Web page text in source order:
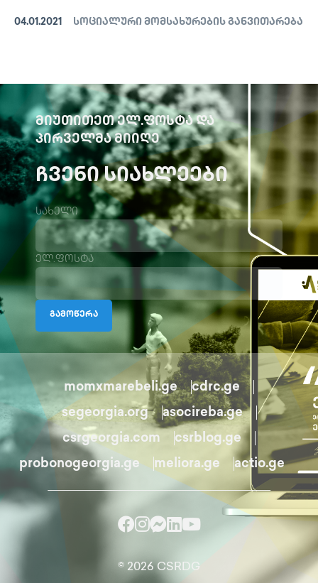
04.01.2021 სოციალური მომსახურების განვითარება
ᲛᲘᲣᲗᲘᲗᲔᲗ ᲔᲚ.ᲤᲝᲡᲢᲐ ᲓᲐ
ᲞᲘᲠᲕᲔᲚᲛᲐ ᲛᲘᲘᲦᲔ
ᲩᲕᲔᲜᲘ ᲡᲘᲐᲮᲚᲔᲔᲑᲘ
სახელი
ელ.ფოსტა
გამოწერა
momxmarebeli.ge
cdrc.ge
segeorgia.org
asocireba.ge
csrgeorgia.com
csrblog.ge
probonogeorgia.ge
meliora.ge actio.ge
© 2026 CSRDG